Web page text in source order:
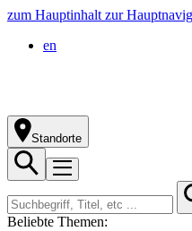
zum Hauptinhalt zur
en
Standorte
Beliebte Themen: